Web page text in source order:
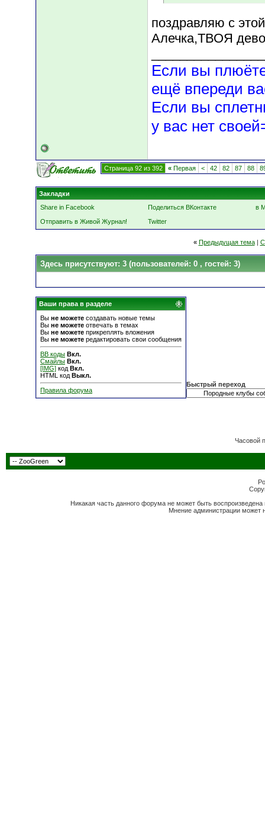
поздравляю с
Алечка,ТВОЯ
Если вы
ещё впереди
Если вы
у вас нет
Страница 92 из 392 « Первая < 42 82 87 88
Закладки
Share in Facebook
Поделиться ВКонтакте
в
Отправить в Живой Журнал!
Twitter
« Предыдущая тема|
Здесь присутствуют: 3 (пользователей: 0 , гостей: 3)
Ваши права в разделе
Вы не можете создавать новые темы
Вы не можете отвечать в темах
Вы не можете прикреплять вложения
Вы не можете редактировать свои сообщения
BB коды Вкл.
Смайлы Вкл.
[IMG] код Вкл.
HTML код Выкл.
Правила форума
Быстрый переход
Часовой
Никакая часть данного форума не может быть
Мнение администрации может